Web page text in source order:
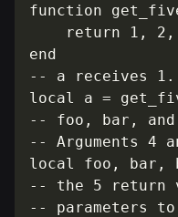
function
return 1,
end
-- a receives 1.
local a =
-- foo, bar,
-- Arguments 4
local foo, bar,
-- the 5 return
-- parameters